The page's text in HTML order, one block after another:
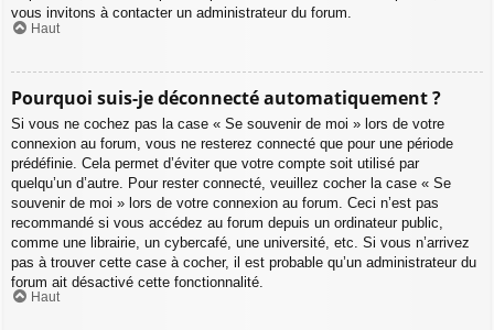
vous invitons à contacter un administrateur du forum.
Haut
Pourquoi suis-je déconnecté automatiquement ?
Si vous ne cochez pas la case « Se souvenir de moi » lors de votre
connexion au forum, vous ne resterez connecté que pour une période
prédéfinie. Cela permet d’éviter que votre compte soit utilisé par
quelqu’un d’autre. Pour rester connecté, veuillez cocher la case « Se
souvenir de moi » lors de votre connexion au forum. Ceci n’est pas
recommandé si vous accédez au forum depuis un ordinateur public,
comme une librairie, un cybercafé, une université, etc. Si vous n’arrivez
pas à trouver cette case à cocher, il est probable qu’un administrateur du
forum ait désactivé cette fonctionnalité.
Haut